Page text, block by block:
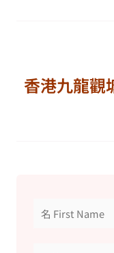
香港九龍觀